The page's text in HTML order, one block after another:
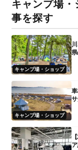
キャンプ場
事を探す
キャンプ場・ショップ
選
キャンプ場・ショップ
プ